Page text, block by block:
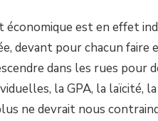
est en effet
devant pour chacun faire
dans les rues pour
la GPA, la laïcité,
ne devrait nous